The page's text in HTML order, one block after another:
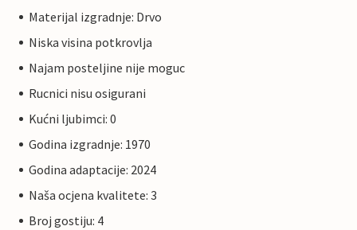
Materijal izgradnje: Drvo
Niska visina potkrovlja
Najam posteljine nije moguc
Rucnici nisu osigurani
Kućni ljubimci: 0
Godina izgradnje: 1970
Godina adaptacije: 2024
Naša ocjena kvalitete: 3
Broj gostiju: 4